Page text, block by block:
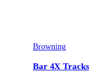
Browning
Bar 4X Tracks